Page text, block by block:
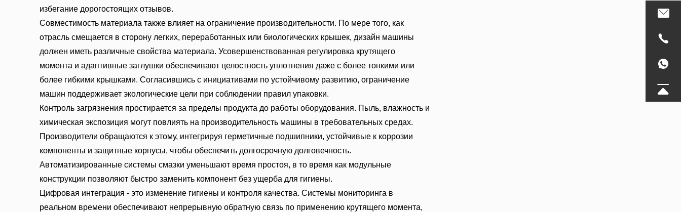
избегание дорогостоящих отзывов.
Совместимость материала также влияет на ограничение производительности. По мере того, как
отрасль смещается в сторону легких, переработанных или биологических крышек, дизайн машины
должен иметь различные свойства материала. Усовершенствованная регулировка крутящего
момента и адаптивные заглушки обеспечивают целостность уплотнения даже с более тонкими или
более гибкими крышками. Согласившись с инициативами по устойчивому развитию, ограничение
машин поддерживает экологические цели при соблюдении правил упаковки.
Контроль загрязнения простирается за пределы продукта до работы оборудования. Пыль, влажность и
химическая экспозиция могут повлиять на производительность машины в требовательных средах.
Производители обращаются к этому, интегрируя герметичные подшипники, устойчивые к коррозии
компоненты и защитные корпусы, чтобы обеспечить долгосрочную долговечность.
Автоматизированные системы смазки уменьшают время простоя, в то время как модульные
конструкции позволяют быстро заменить компонент без ущерба для гигиены.
Цифровая интеграция - это изменение гигиены и контроля качества. Системы мониторинга в
реальном времени обеспечивают непрерывную обратную связь по применению крутящего момента,